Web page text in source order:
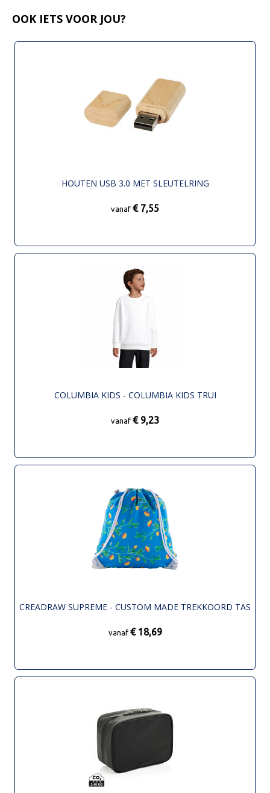
OOK IETS VOOR JOU?
HOUTEN USB 3.0 MET SLEUTELRING
vanaf € 7,55
COLUMBIA KIDS - COLUMBIA KIDS TRUI
vanaf € 9,23
CREADRAW SUPREME - CUSTOM MADE TREKKOORD TAS
vanaf € 18,69